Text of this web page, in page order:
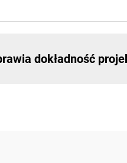
dokładność